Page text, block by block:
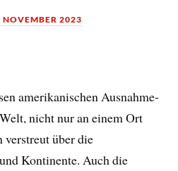
NOVEMBER 2023
amerikanischen Ausnahme-
nicht nur an einem Ort
verstreut über die
Kontinente. Auch die